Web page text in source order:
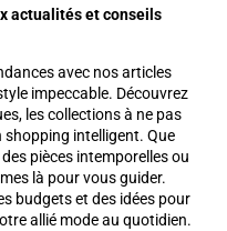
actualités et conseils
avec nos articles
impeccable. Découvrez
les collections à ne pas
shopping intelligent. Que
pièces intemporelles ou
là pour vous guider.
budgets et des idées pour
allié mode au quotidien.